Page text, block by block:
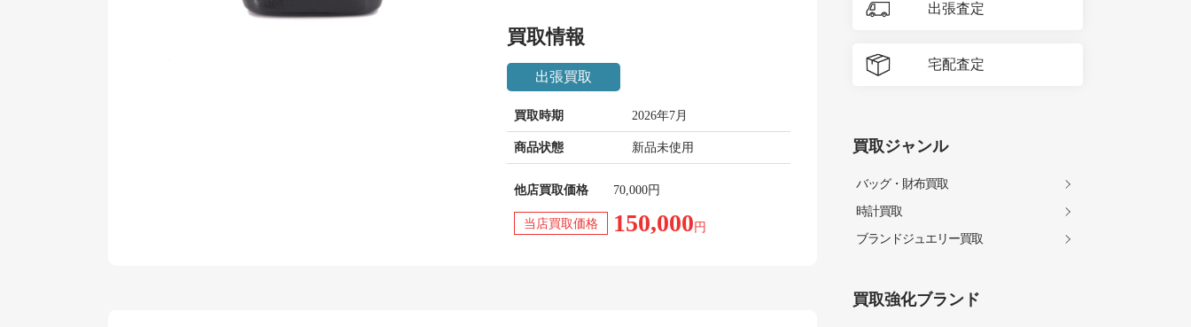
買取情報
出張買取
買取時期 2026年7月
商品状態 新品未使用
他店買取価格 70,000円
当店買取価格 150,000 円
出張査定
宅配査定
買取ジャンル
バッグ・財布買取
時計買取
ブランドジュエリー買取
買取強化ブランド